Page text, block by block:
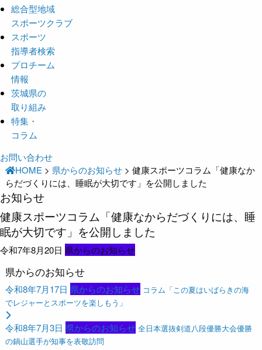
総合型地域
スポーツクラブ
スポーツ
指導者検索
プロチーム
情報
茨城県の
取り組み
特集・
コラム
お問い合わせ
HOME > 県からのお知らせ >健康スポーツコラム「健康なか
らだづくりには、睡眠が大切です」を公開しました
お知らせ
健康スポーツコラム「健康なからだづくりには、睡
眠が大切です」を公開しました
令和7年8月20日 県からのお知らせ
県からのお知らせ
令和8年7月17日 県からのお知らせ コラム「この夏はいばらきの海
でレジャーとスポーツを楽しもう」
令和8年7月3日 県からのお知らせ 全日本選抜剣道八段優勝大会優勝
の鍋山選手が知事を表敬訪問